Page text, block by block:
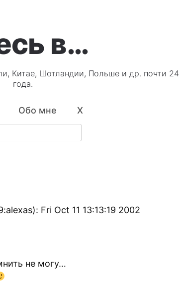
в…
Китае, Шотландии, Польше и др. почти 24
года.
Обо мне X
Fri Oct 11 13:13:19 2002
не могу…